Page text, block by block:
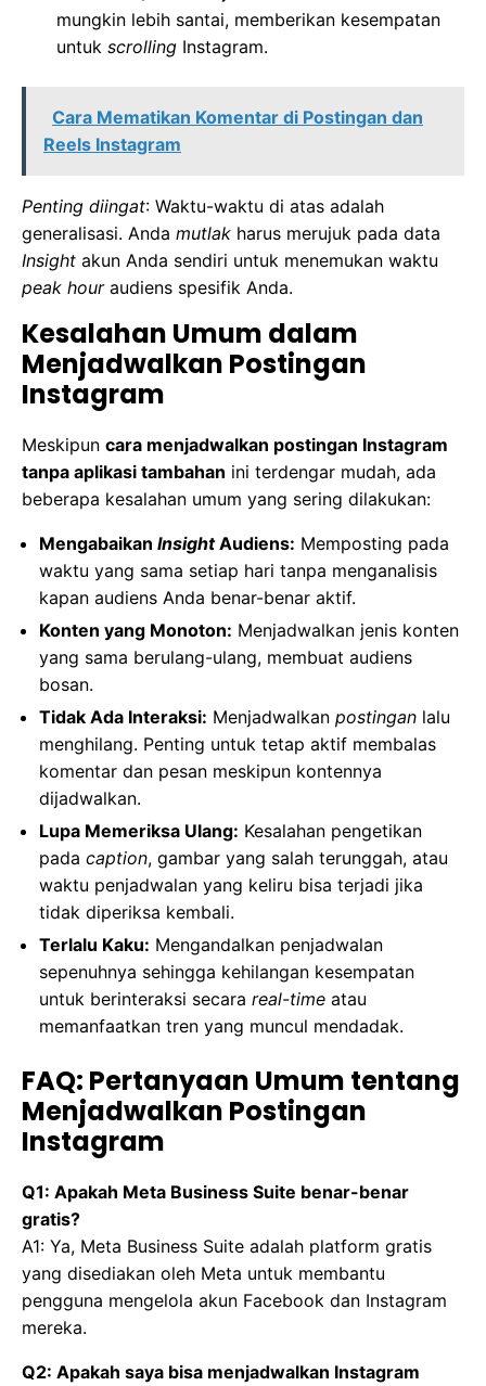
mungkin lebih santai, memberikan kesempatan
untuk scrolling Instagram.
Cara Mematikan Komentar di Postingan dan
Reels Instagram
Penting diingat: Waktu-waktu di atas adalah
generalisasi. Anda mutlak harus merujuk pada data
Insight akun Anda sendiri untuk menemukan waktu
peak houraudiens spesifik Anda.
Kesalahan Umum dalam
Menjadwalkan Postingan
Instagram
Meskipun cara menjadwalkan postingan Instagram
tanpa aplikasi tambahan ini terdengar mudah, ada
beberapa kesalahan umum yang sering dilakukan:
Mengabaikan InsightAudiens: Memposting pada
waktu yang sama setiap hari tanpa menganalisis
kapan audiens Anda benar-benar aktif.
Konten yang Monoton: Menjadwalkan jenis konten
yang sama berulang-ulang, membuat audiens
bosan.
Tidak Ada Interaksi: Menjadwalkan postingan lalu
menghilang. Penting untuk tetap aktif membalas
komentar dan pesan meskipun kontennya
dijadwalkan.
Lupa Memeriksa Ulang: Kesalahan pengetikan
pada caption, gambar yang salah terunggah, atau
waktu penjadwalan yang keliru bisa terjadi jika
tidak diperiksa kembali.
Terlalu Kaku: Mengandalkan penjadwalan
sepenuhnya sehingga kehilangan kesempatan
untuk berinteraksi secara real-time atau
memanfaatkan tren yang muncul mendadak.
FAQ: Pertanyaan Umum tentang
Menjadwalkan Postingan
Instagram
Q1: Apakah Meta Business Suite benar-benar
gratis?
A1: Ya, Meta Business Suite adalah platform gratis
yang disediakan oleh Meta untuk membantu
pengguna mengelola akun Facebook dan Instagram
mereka.
Q2: Apakah saya bisa menjadwalkan Instagram